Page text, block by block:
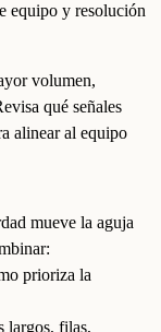
equipo y resolución
volumen,
qué señales
alinear al equipo
mueve la aguja
prioriza la
largos, filas,